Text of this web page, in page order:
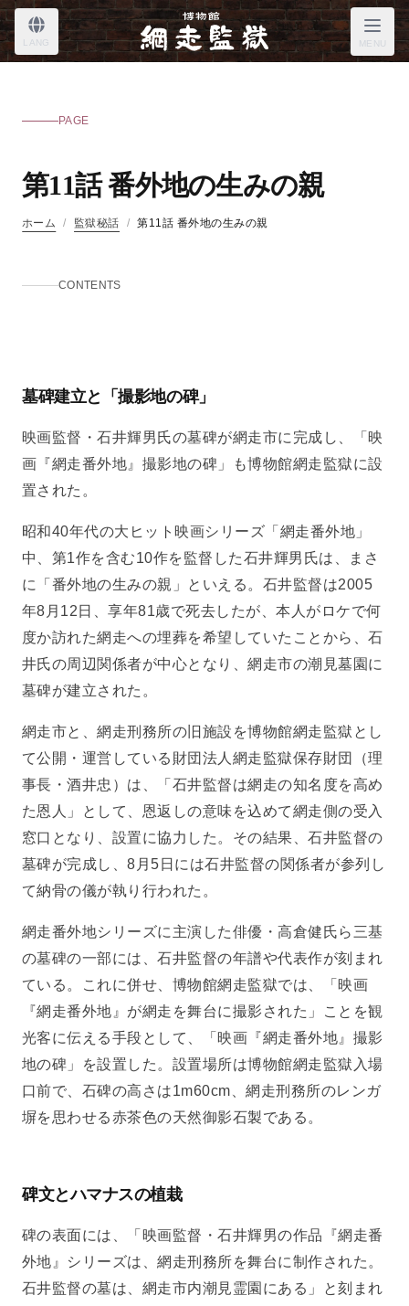
LANG MENU
PAGE
第11話 番外地の生みの親
ホーム / 監獄秘話 / 第11話 番外地の生みの親
CONTENTS
墓碑建立と「撮影地の碑」
映画監督・石井輝男氏の墓碑が網走市に完成し、「映
画『網走番外地』撮影地の碑」も博物館網走監獄に設
置された。
昭和40年代の大ヒット映画シリーズ「網走番外地」
中、第1作を含む10作を監督した石井輝男氏は、まさ
に「番外地の生みの親」といえる。石井監督は2005
年8月12日、享年81歳で死去したが、本人がロケで何
度か訪れた網走への埋葬を希望していたことから、石
井氏の周辺関係者が中心となり、網走市の潮見墓園に
墓碑が建立された。
網走市と、網走刑務所の旧施設を博物館網走監獄とし
て公開・運営している財団法人網走監獄保存財団（理
事長・酒井忠）は、「石井監督は網走の知名度を高め
た恩人」として、恩返しの意味を込めて網走側の受入
窓口となり、設置に協力した。その結果、石井監督の
墓碑が完成し、8月5日には石井監督の関係者が参列し
て納骨の儀が執り行われた。
網走番外地シリーズに主演した俳優・高倉健氏ら三基
の墓碑の一部には、石井監督の年譜や代表作が刻まれ
ている。これに併せ、博物館網走監獄では、「映画
『網走番外地』が網走を舞台に撮影された」ことを観
光客に伝える手段として、「映画『網走番外地』撮影
地の碑」を設置した。設置場所は博物館網走監獄入場
口前で、石碑の高さは1m60cm、網走刑務所のレンガ
塀を思わせる赤茶色の天然御影石製である。
碑文とハマナスの植栽
碑の表面には、「映画監督・石井輝男の作品『網走番
外地』シリーズは、網走刑務所を舞台に制作された。
石井監督の墓は、網走市内潮見霊園にある」と刻まれ